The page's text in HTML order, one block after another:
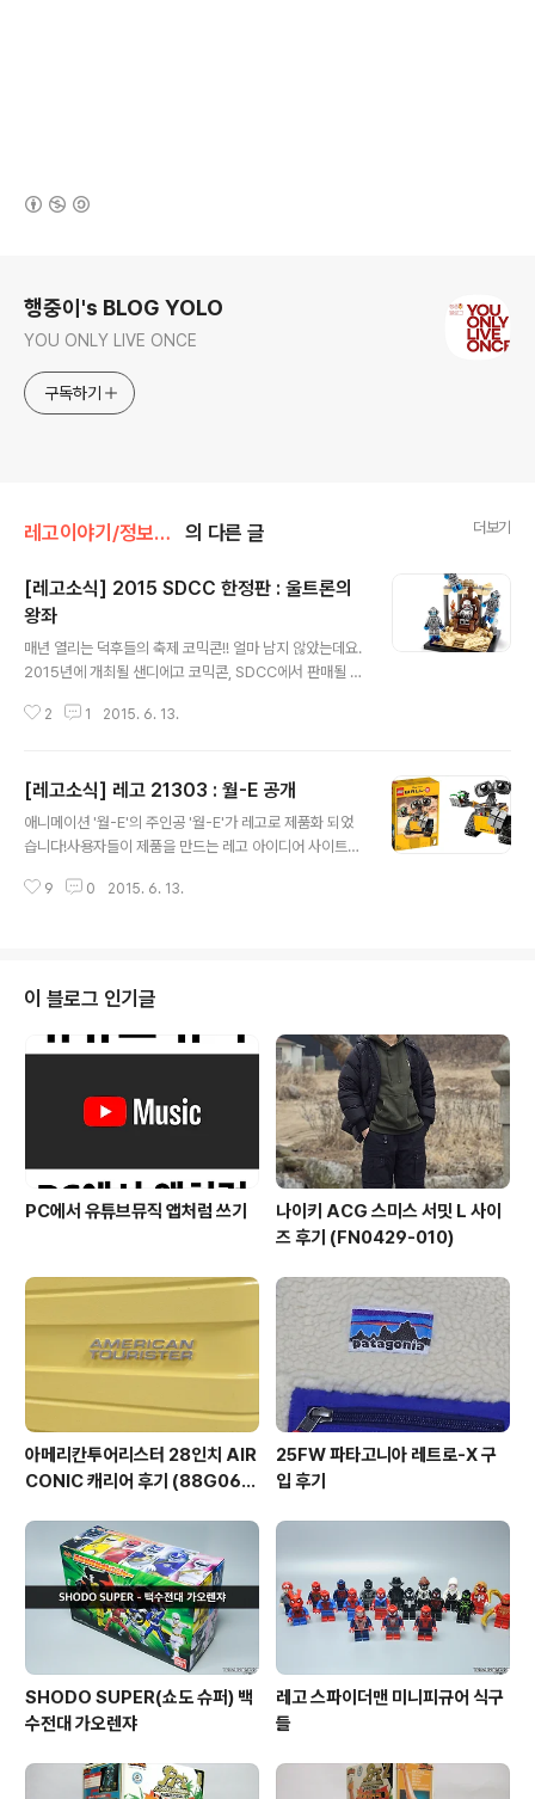
행중이's BLOG YOLO
YOU ONLY LIVE ONCE
구독하기
레고이야기/정보와소식 의 다른 글 더보기
[레고소식] 2015 SDCC 한정판 : 울트론의
왕좌
매년 열리는 덕후들의 축제 코믹콘!! 얼마 남지 않았는데요.
2015년에 개최될 샌디에고 코믹콘, SDCC에서 판매될 한
자는 레고 어벤져스 : 에이지 오브 울트론 제품군의 '울트론
에서 $39.99에 판매 예정이라고 하네요.다행이 이 제품은
손쉽게 복제가 가능하겠네요 :D FIN.
2 1 2015. 6. 13.
[레고소식] 레고 21303 : 월-E 공개
애니메이션 '월-E'의 주인공 '월-E'가 레고로 제품화 되었
습니다!사용자들이 제품을 만드는 레고 아이디어 사이트에
개월 만에 제품화가 되었군요. 이건 초기 버전입니다.눈 부
o.com/projects/52042 에서 확인 가능합니다 :D그리
고 오늘 공개된 레고 아이디어 21303 : 월-E 입니다!귀여
운 레고 월E! 새싹이 피어난 화분도 들고 있네요.개인적으
로 얼굴 부분은 아이디어 원작이 더 마음에 드네요.레고 21
9 0 2015. 6. 13.
이 블로그 인기글
PC에서 유튜브뮤직 앱처럼 쓰기
나이키 ACG 스미스 서밋 L 사이
즈 후기 (FN0429-010)
아메리칸투어리스터 28인치 AIR
CONIC 캐리어 후기 (88G060
25FW 파타고니아 레트로-X 구
입 후기
SHODO SUPER(쇼도 슈퍼) 백
수전대 가오렌쟈
레고 스파이더맨 미니피규어 식구
들